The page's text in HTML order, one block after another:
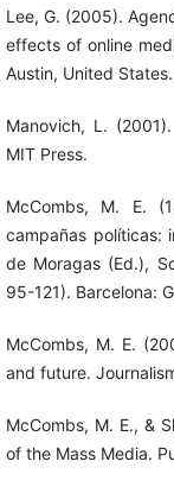
Lee, G. (2005).
effects of online
Austin, United States.
Manovich, L.
MIT Press.
McCombs, M. E.
campañas políticas:
de Moragas (Ed.),
95-121). Barcelona:
McCombs, M. E.
and future.
McCombs, M. E., &
of the Mass Media.